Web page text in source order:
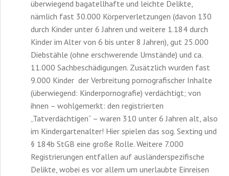
überwiegend bagatellhafte und leichte Delikte,
nämlich fast 30.000 Körperverletzungen (davon 130
durch Kinder unter 6 Jahren und weitere 1.184 durch
Kinder im Alter von 6 bis unter 8 Jahren), gut 25.000
Diebstähle (ohne erschwerende Umstände) und ca.
11.000 Sachbeschädigungen. Zusätzlich wurden fast
9.000 Kinder der Verbreitung pornografischer Inhalte
(überwiegend: Kinderpornografie) verdächtigt; von
ihnen – wohlgemerkt: den registrierten
„Tatverdächtigen“ – waren 310 unter 6 Jahren alt, also
im Kindergartenalter! Hier spielen das sog. Sexting und
§ 184b StGB eine große Rolle. Weitere 7.000
Registrierungen entfallen auf ausländerspezifische
Delikte, wobei es vor allem um unerlaubte Einreisen